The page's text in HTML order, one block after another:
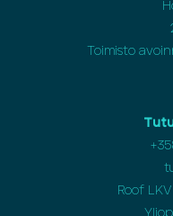
Toimisto
Roof